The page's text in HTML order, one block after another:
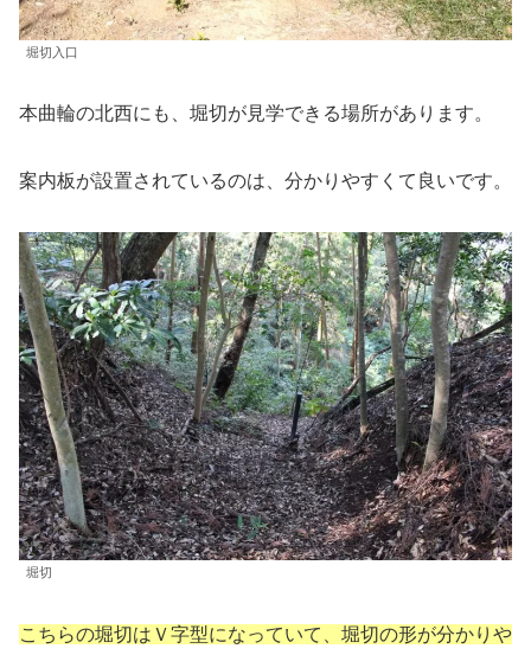
堀切入口
本曲輪の北西にも、堀切が見学できる場所があります。
案内板が設置されているのは、分かりやすくて良いです。
堀切
こちらの堀切はＶ字型になっていて、堀切の形が分かりや